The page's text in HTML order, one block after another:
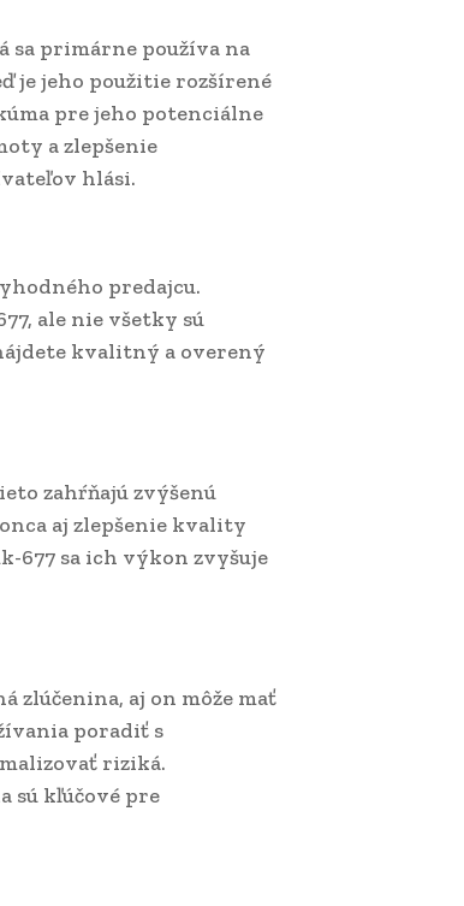
sa primárne používa na
je jeho použitie rozšírené
pre jeho potenciálne
a zlepšenie
hlási.
predajcu.
ale nie všetky sú
kvalitný a overený
zahŕňajú zvýšenú
aj zlepšenie kvality
677 sa ich výkon zvyšuje
zlúčenina, aj on môže mať
poradiť s
riziká.
sú kľúčové pre